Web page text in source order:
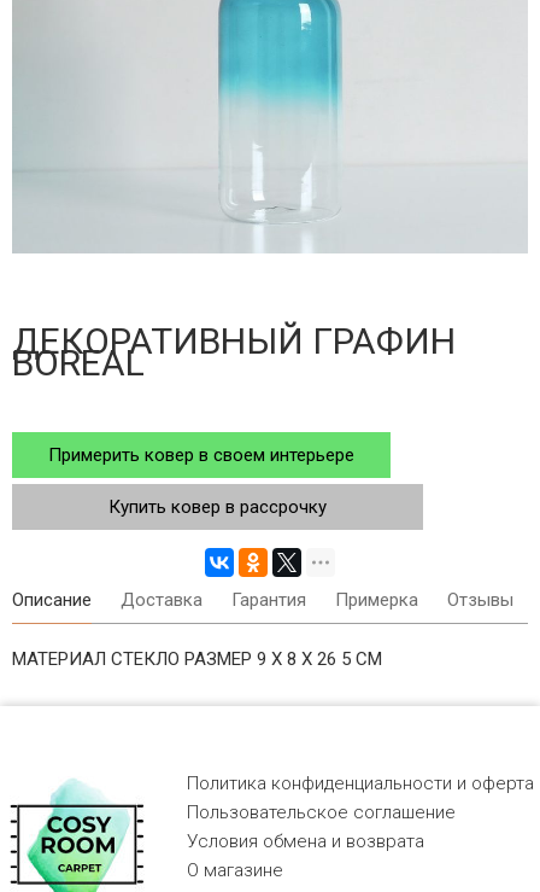
ДЕКОРАТИВНЫЙ ГРАФИН
BOREAL
Примерить ковер в своем интерьере
Купить ковер в рассрочку
Описание Доставка Гарантия Примерка Отзывы
МАТЕРИАЛ СТЕКЛО РАЗМЕР 9 Х 8 Х 26 5 СМ
Политика конфиденциальности и оферта
Пользовательское соглашение
Условия обмена и возврата
О магазине